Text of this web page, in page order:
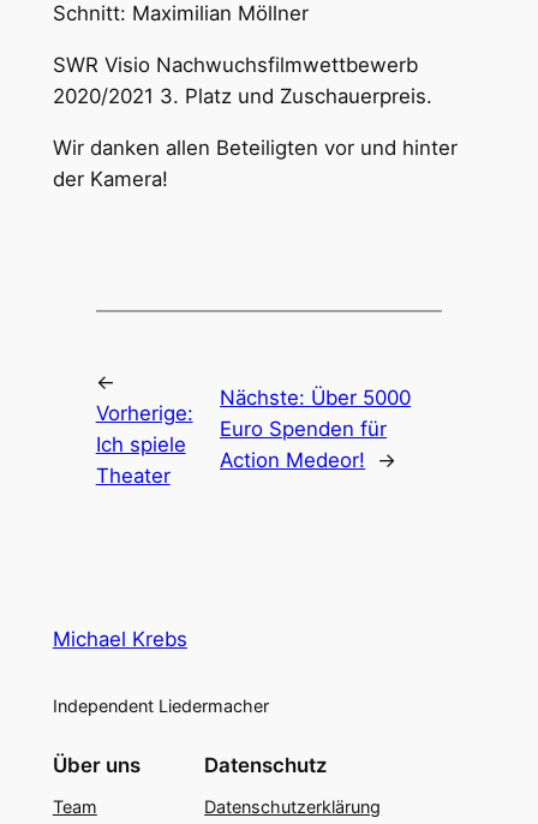
Schnitt: Maximilian Möllner
SWR Visio Nachwuchsfilmwettbewerb
2020/2021 3. Platz und Zuschauerpreis.
Wir danken allen Beteiligten vor und hinter
der Kamera!
←
Vorherige:
Ich spiele
Theater
Nächste: Über 5000
Euro Spenden für
Action Medeor!
→
Michael Krebs
Independent Liedermacher
Über uns
Team
Datenschutz
Datenschutzerklärung